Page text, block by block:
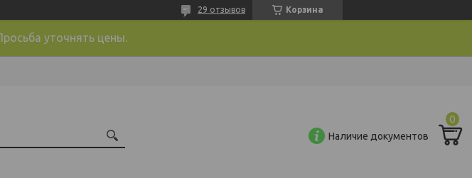
Корзина
29 отзывов
уточнять цены.
Наличие документов